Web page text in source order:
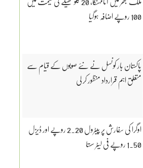
100 روپے اضافہ ہوگیا
پاکستان بار کونسل نے نئے صوبوں کے قیام سے
متعلق اہم قرارداد منظور کر لی
اوگرا کی سفارش پر پیٹرول 2.20 روپے اور ڈیزل
1.50 روپے فی لیٹر سستا